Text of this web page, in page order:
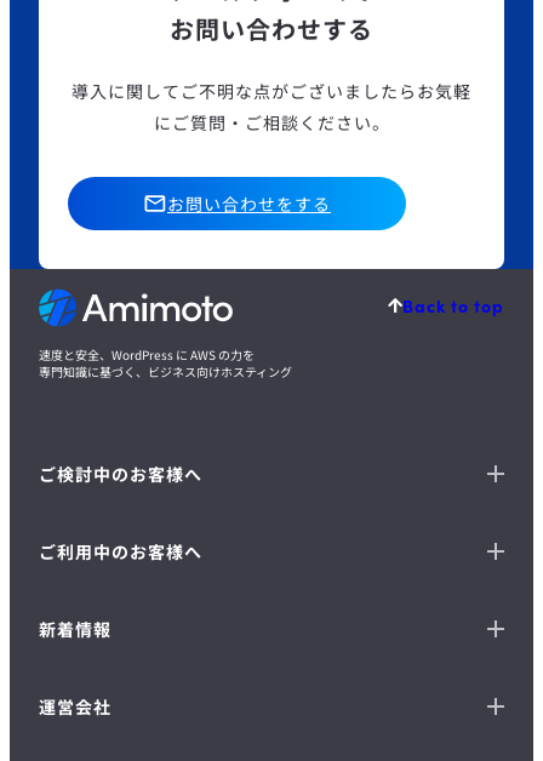
お問い合わせする
導入に関してご不明な点がございましたら お気軽
にご質問・ご相談ください。
お問い合わせをする
Back to top
速度と安全、WordPress に AWS の力を
専門知識に基づく、ビジネス向けホスティング
ご検討中のお客様へ
ご利用中のお客様へ
新着情報
運営会社